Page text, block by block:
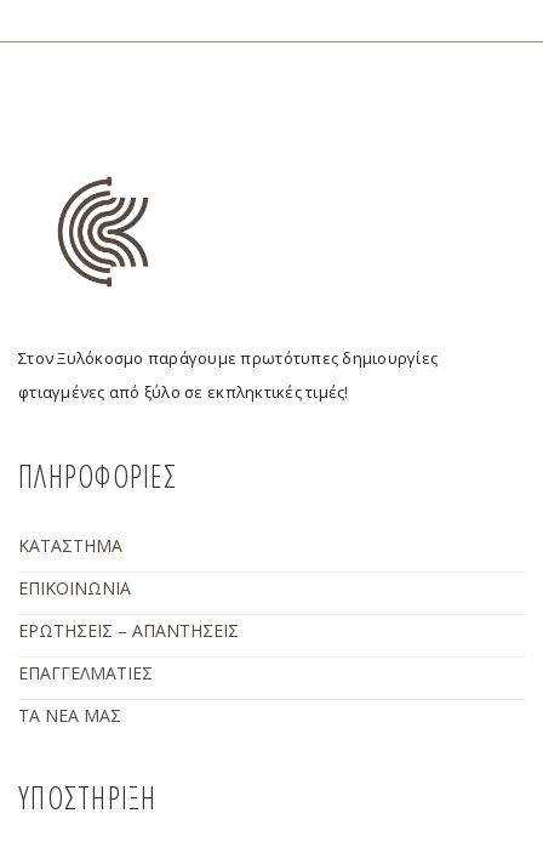
Στον Ξυλόκοσμο παράγουμε πρωτότυπες δημιουργίες
φτιαγμένες από ξύλο σε εκπληκτικές τιμές!
ΠΛΗΡΟΦΟΡΙΕΣ
ΚΑΤΑΣΤΗΜΑ
ΕΠΙΚΟΙΝΩΝΙΑ
ΕΡΩΤΗΣΕΙΣ – ΑΠΑΝΤΗΣΕΙΣ
ΕΠΑΓΓΕΛΜΑΤΙΕΣ
ΤΑ ΝΕΑ ΜΑΣ
ΥΠΟΣΤΗΡΙΞΗ